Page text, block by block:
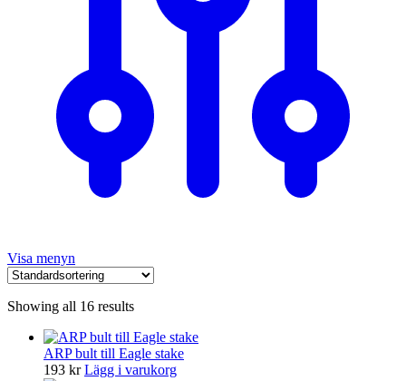
Visa menyn
Showing all 16 results
ARP bult till Eagle stake
193 kr Lägg i varukorg